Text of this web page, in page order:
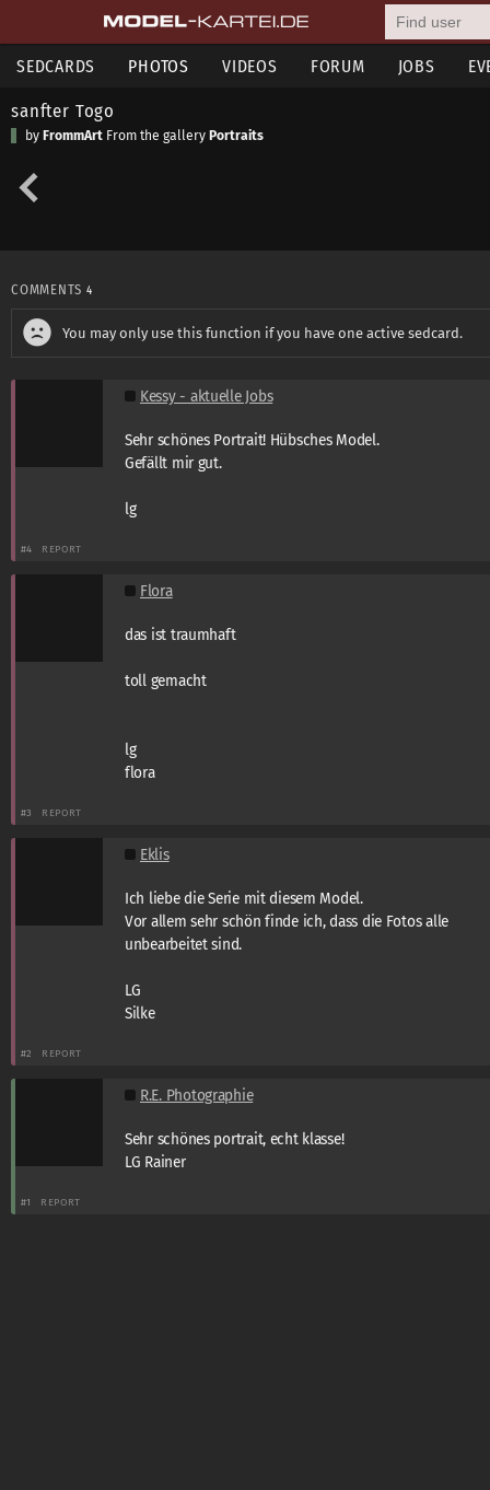
SEDCARDS PHOTOS VIDEOS FORUM JOBS
sanfter Togo
by FrommArt From the gallery Portraits
COMMENTS 4
You may only use this function if you have one active sedcard.
Kessy - aktuelle Jobs
Sehr schönes Portrait! Hübsches Model.
Gefällt mir gut.
lg
#4 REPORT
Flora
das ist traumhaft
toll gemacht
lg
flora
#3 REPORT
Eklis
Ich liebe die Serie mit diesem Model.
Vor allem sehr schön finde ich, dass die Fotos alle
unbearbeitet sind.
LG
Silke
#2 REPORT
R.E. Photographie
Sehr schönes portrait, echt klasse!
LG Rainer
#1 REPORT